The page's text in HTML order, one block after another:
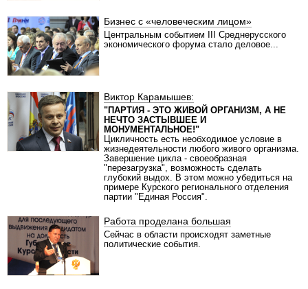
Бизнес с «человеческим лицом»
Центральным событием III Среднерусского
экономического форума стало деловое...
Виктор Карамышев:
"ПАРТИЯ - ЭТО ЖИВОЙ ОРГАНИЗМ, А НЕ
НЕЧТО ЗАСТЫВШЕЕ И
МОНУМЕНТАЛЬНОЕ!"
Цикличность есть необходимое условие в
жизнедеятельности любого живого организма.
Завершение цикла - своеобразная
"перезагрузка", возможность сделать
глубокий выдох. В этом можно убедиться на
примере Курского регионального отделения
партии "Единая Россия".
Работа проделана большая
Сейчас в области происходят заметные
политические события.